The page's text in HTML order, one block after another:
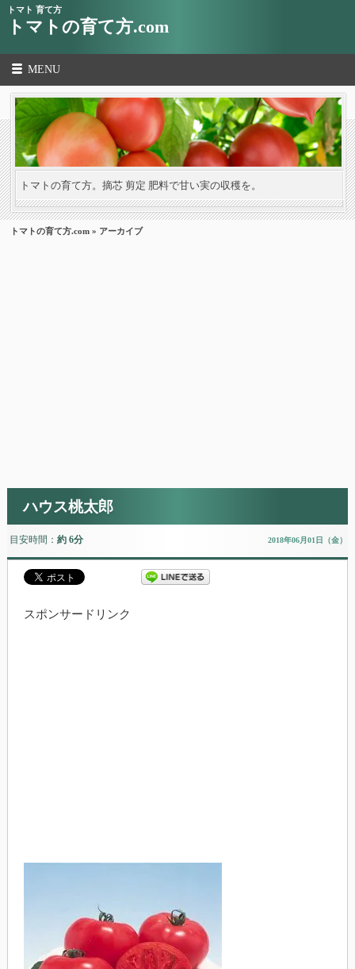
トマト 育て方
トマトの育て方.com
MENU
トマトの育て方。摘芯 剪定 肥料で甘い実の収穫を。
トマトの育て方.com » アーカイブ
ハウス桃太郎
目安時間： 約 6分 2018年06月01日（金）
スポンサードリンク